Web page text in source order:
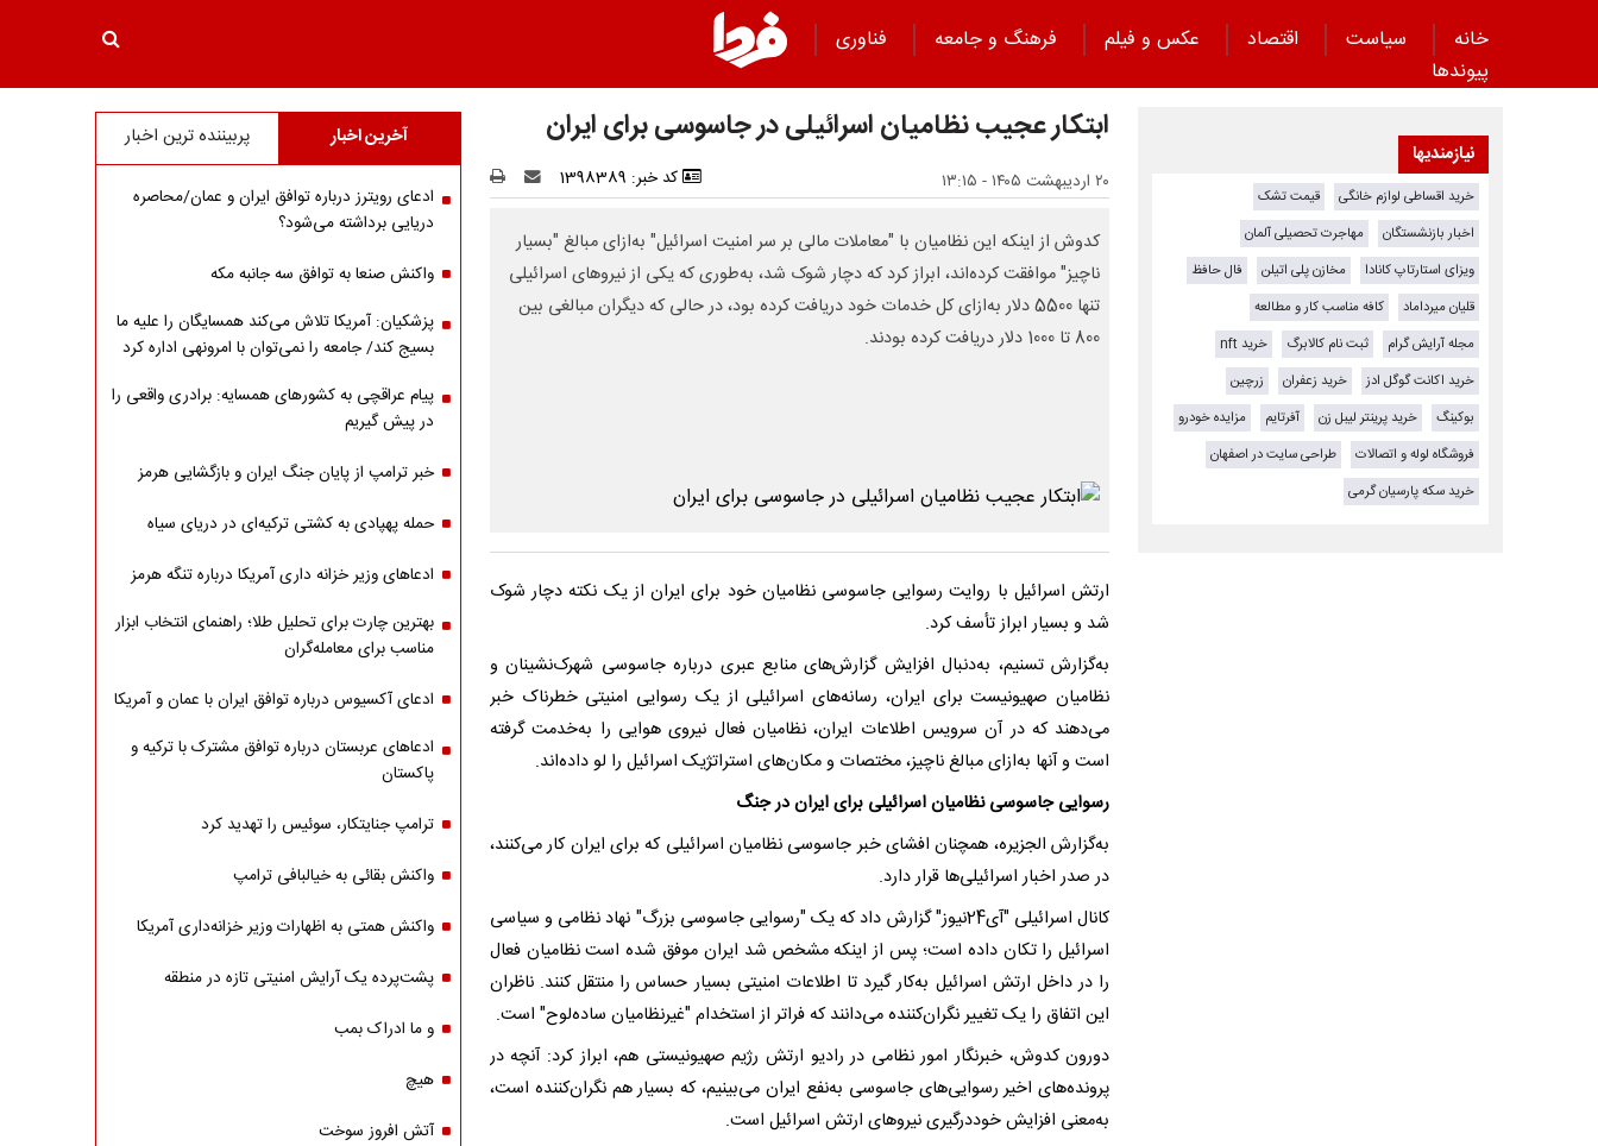
خانه سیاست اقتصاد عکس و فیلم فرهنگ و جامعه
فناوری
پیوند‌ها
ابتکار عجیب نظامیان اسرائیلی در جاسوسی برای ایران
۲۰ اردیبهشت ۱۴۰۵ - ۱۳:۱۵ کد خبر: 1398389
کدوش از اینکه این نظامیان با "معاملات مالی بر سر امنیت اسرائیل" به‌ازای مبالغ "بسیار
ناچیز" موافقت کرده‌اند، ابراز کرد که دچار شوک شد، به‌طوری که یکی از نیروهای اسرائیلی
تنها 5500 دلار به‌ازای کل خدمات خود دریافت کرده بود، در حالی که دیگران مبالغی بین
800 تا 1000 دلار دریافت کرده بودند.
ارتش اسرائیل با روایت رسوایی جاسوسی نظامیان خود برای ایران از یک نکته دچار شوک
شد و بسیار ابراز تأسف کرد.
به‌گزارش تسنیم، به‌دنبال افزایش گزارش‌های منابع عبری درباره جاسوسی شهرک‌نشینان و
نظامیان صهیونیست برای ایران، رسانه‌های اسرائیلی از یک رسوایی امنیتی خطرناک خبر
می‌دهند که در آن سرویس اطلاعات ایران، نظامیان فعال نیروی هوایی را به‌خدمت گرفته
است و آنها به‌ازای مبالغ ناچیز، مختصات و مکان‌های استراتژیک اسرائیل را لو داده‌اند.
رسوایی جاسوسی نظامیان اسرائیلی برای ایران در جنگ
به‌گزارش الجزیره، همچنان افشای خبر جاسوسی نظامیان اسرائیلی که برای ایران کار می‌کنند،
در صدر اخبار اسرائیلی‌ها قرار دارد.
کانال اسرائیلی "آی24نیوز" گزارش داد که یک "رسوایی جاسوسی بزرگ" نهاد نظامی و سیاسی
اسرائیل را تکان داده است؛ پس از اینکه مشخص شد ایران موفق شده است نظامیان فعال
را در داخل ارتش اسرائیل به‌کار گیرد تا اطلاعات امنیتی بسیار حساس را منتقل کنند. ناظران
این اتفاق را یک تغییر نگران‌کننده می‌دانند که فراتر از استخدام "غیرنظامیان ساده‌لوح" است.
دورون کدوش، خبرنگار امور نظامی در رادیو ارتش رژیم صهیونیستی هم، ابراز کرد: آنچه در
پرونده‌های اخیر رسوایی‌های جاسوسی به‌نفع ایران می‌بینیم، که بسیار هم نگران‌کننده است،
به‌معنی افزایش خوددرگیری نیروهای ارتش اسرائیل است.
نیازمندیها
خرید اقساطی لوازم خانگی
قیمت تشک
اخبار بازنشستگان
مهاجرت تحصیلی آلمان
ویزای استارتاپ کانادا
مخازن پلی اتیلن
فال حافظ
قلیان میرداماد
کافه مناسب کار و مطالعه
مجله آرایش گرام
ثبت نام کالابرگ
خرید nft
خرید اکانت گوگل ادز
خرید زعفران
زرچین
بوکینگ
خرید پرینتر لیبل زن آفرتایم
مزایده خودرو
فروشگاه لوله و اتصالات
طراحی سایت در اصفهان
خرید سکه پارسیان گرمی
آخرین اخبار پربیننده ترین اخبار
ادعای رویترز درباره توافق ایران و عمان/محاصره
دریایی برداشته می‌شود؟
واکنش صنعا به توافق سه جانبه مکه
پزشکیان: آمریکا تلاش می‌کند همسایگان را علیه ما
بسیج کند/ جامعه را نمی‌توان با امرونهی اداره کرد
پیام عراقچی به کشورهای همسایه: برادری واقعی را
در پیش گیریم
خبر ترامپ از پایان جنگ ایران و بازگشایی هرمز
حمله پهپادی به کشتی ترکیه‌ای در دریای سیاه
ادعاهای وزیر خزانه داری آمریکا درباره تنگه هرمز
بهترین چارت برای تحلیل طلا؛ راهنمای انتخاب ابزار
مناسب برای معامله‌گران
ادعای آکسیوس درباره توافق ایران با عمان و آمریکا
ادعاهای عربستان درباره توافق مشترک با ترکیه و
پاکستان
ترامپ جنایتکار، سوئیس را تهدید کرد
واکنش بقائی به خیالبافی ترامپ
واکنش همتی به اظهارات وزیر خزانه‌داری آمریکا
پشت‌پرده یک آرایش امنیتی تازه در منطقه
و ما ادراک بمب
هیچ
آتش افروز سوخت